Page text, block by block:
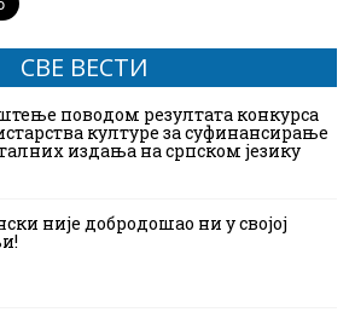
СВЕ ВЕСТИ
поводом резултата конкурса
културе за суфинансирање
издања на српском језику
није добродошао ни у својој